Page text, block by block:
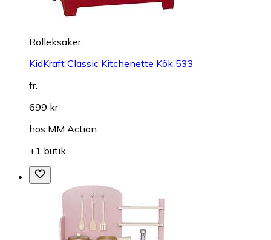
Rolleksaker
KidKraft Classic Kitchenette Kök 533
fr.
699 kr
hos MM Action
+1 butik